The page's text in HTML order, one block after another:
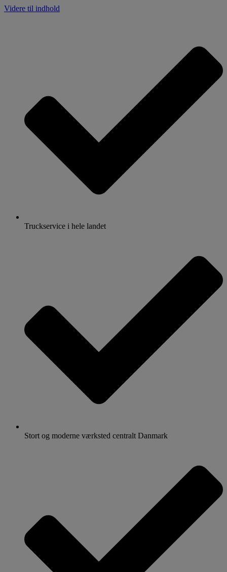
Videre til indhold
Truckservice i hele landet
Stort og moderne værksted centralt Danmark